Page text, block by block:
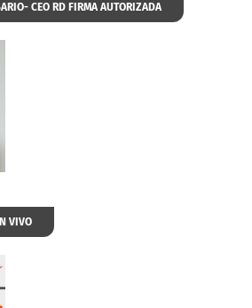
CEO RD FIRMA AUTORIZADA
VIVO